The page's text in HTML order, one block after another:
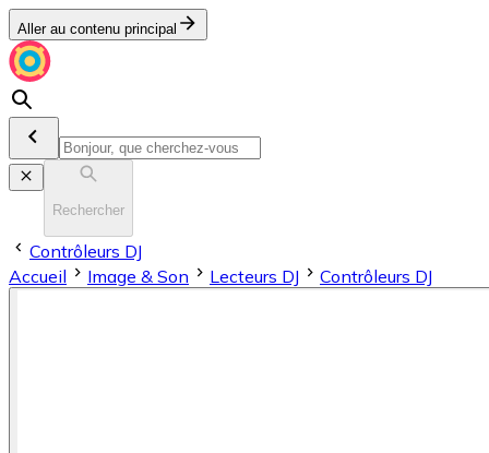
Aller au contenu principal
Rechercher
Contrôleurs DJ
Accueil
Image & Son Lecteurs DJ Contrôleurs DJ